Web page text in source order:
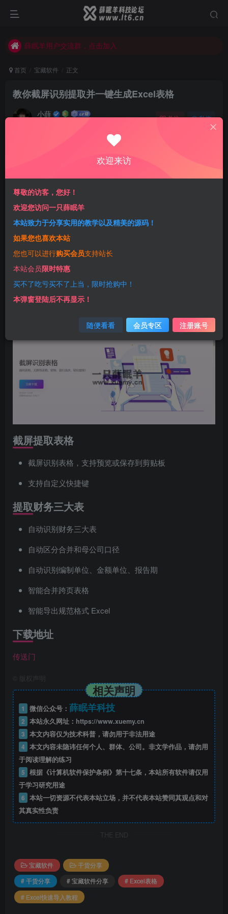
薛眠羊用户交流群，点击加入
薛眠羊用户交流群，点击加入
首页 宝藏软件 正文
教你截屏识别提取并一键生成Excel表格
小薛 关注 私信
在很久之前小薛就发布过一期关于快速将图片中的表格文字
导入至Excel表格中的教程，感兴趣可以回顾一下：
[post cid=”135″ /]
不过今天小薛有更快捷的方法让你利用软件识别提取并一键
生成Excel表格！
来了来了，你还在为制作表格担忧吗，看到别人图片的表
格，需要一步一步的去制作，现在通通不用，只需要一键即
可生成表格，意表可以提取 PDF 和图片的表格，尤其是包含
合并单元格的复杂表格，有些模糊的表格识别效果也很好，
截屏提取表格
截屏识别表格，支持预览或保存到剪贴板
支持自定义快捷键
提取财务三大表
自动识别财务三大表
自动区分合并和母公司口径
自动识别编制单位、金额单位、报告期
智能合并跨页表格
智能导出规范格式 Excel
下载地址
传送门
版权声明
相关声明
1 微信公众号： 薛眠羊科技
2 本站永久网址： https://www.xuemy.cn
3 本文内容仅为技术科普，请勿用于非法用途
4 本文内容未隐讳任何个人、群体、公司。非文学作品，请勿用
于阅读理解的练习
5 根据《计算机软件保护条例》第十七条，本站所有软件请仅用
于学习研究用途
6 本站一切资源不代表本站立场，并不代表本站赞同其观点和对
其真实性负责
THE END
宝藏软件
干货分享
# 干货分享
# 宝藏软件分享
# Excel表格
# Excel快速导入教程
欢迎来访
尊敬的访客，您好！
欢迎您访问一只薛眠羊
本站致力于分享实用的教学以及精美的源码！
如果您也喜欢本站
您也可以进行购买会员支持站长
本站会员限时特惠
买不了吃亏买不了上当，限时抢购中！
本弹窗登陆后不再显示！
随便看看 会员专区 注册账号